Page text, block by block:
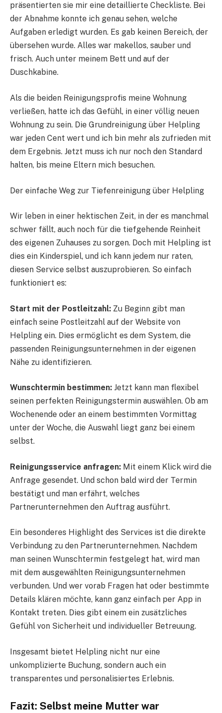
präsentierten sie mir eine detaillierte Checkliste. Bei
der Abnahme konnte ich genau sehen, welche
Aufgaben erledigt wurden. Es gab keinen Bereich, der
übersehen wurde. Alles war makellos, sauber und
frisch. Auch unter meinem Bett und auf der
Duschkabine.
Als die beiden Reinigungsprofis meine Wohnung
verließen, hatte ich das Gefühl, in einer völlig neuen
Wohnung zu sein. Die Grundreinigung über Helpling
war jeden Cent wert und ich bin mehr als zufrieden mit
dem Ergebnis. Jetzt muss ich nur noch den Standard
halten, bis meine Eltern mich besuchen.
Der einfache Weg zur Tiefenreinigung über Helpling
Wir leben in einer hektischen Zeit, in der es manchmal
schwer fällt, auch noch für die tiefgehende Reinheit
des eigenen Zuhauses zu sorgen. Doch mit Helpling ist
dies ein Kinderspiel, und ich kann jedem nur raten,
diesen Service selbst auszuprobieren. So einfach
funktioniert es:
Start mit der Postleitzahl: Zu Beginn gibt man
einfach seine Postleitzahl auf der Website von
Helpling ein. Dies ermöglicht es dem System, die
passenden Reinigungsunternehmen in der eigenen
Nähe zu identifizieren.
Wunschtermin bestimmen: Jetzt kann man flexibel
seinen perfekten Reinigungstermin auswählen. Ob am
Wochenende oder an einem bestimmten Vormittag
unter der Woche, die Auswahl liegt ganz bei einem
selbst.
Reinigungsservice anfragen: Mit einem Klick wird die
Anfrage gesendet. Und schon bald wird der Termin
bestätigt und man erfährt, welches
Partnerunternehmen den Auftrag ausführt.
Ein besonderes Highlight des Services ist die direkte
Verbindung zu den Partnerunternehmen. Nachdem
man seinen Wunschtermin festgelegt hat, wird man
mit dem ausgewählten Reinigungsunternehmen
verbunden. Und wer vorab Fragen hat oder bestimmte
Details klären möchte, kann ganz einfach per App in
Kontakt treten. Dies gibt einem ein zusätzliches
Gefühl von Sicherheit und individueller Betreuung.
Insgesamt bietet Helpling nicht nur eine
unkomplizierte Buchung, sondern auch ein
transparentes und personalisiertes Erlebnis.
Fazit: Selbst meine Mutter war